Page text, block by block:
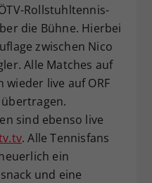
Rollstuhltennis-
die Bühne. Hierbei
zwischen Nico
Alle Matches auf
live auf ORF
übertragen.
sind ebenso live
. Alle Tennisfans
ein
und eine